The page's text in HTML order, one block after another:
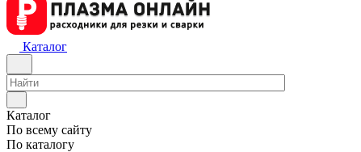
Каталог
Каталог
По всему сайту
По каталогу